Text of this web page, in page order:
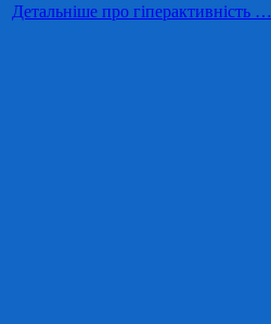
Детальніше про гіперактивність …